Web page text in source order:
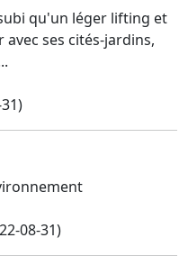
qu'un léger lifting et
ses cités-jardins,
08-31)